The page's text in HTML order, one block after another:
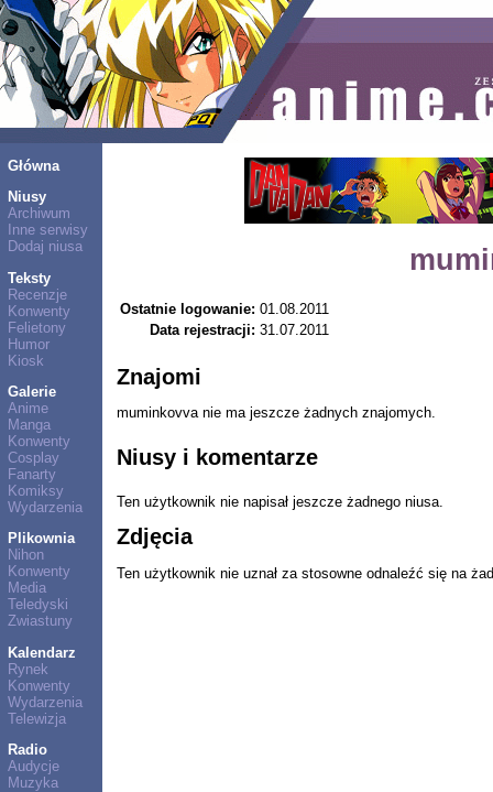
Główna
Niusy
Archiwum
Inne serwisy
Dodaj niusa
Teksty
Recenzje
Konwenty
Felietony
Humor
Kiosk
Galerie
Anime
Manga
Konwenty
Cosplay
Fanarty
Komiksy
Wydarzenia
Plikownia
Nihon
Konwenty
Media
Teledyski
Zwiastuny
Kalendarz
Rynek
Konwenty
Wydarzenia
Telewizja
Radio
Audycje
Muzyka
Ostatnie logowanie: 01.08.2011
Data rejestracji: 31.07.2011
Znajomi
muminkovva nie ma jeszcze żadnych znajomych.
Niusy i komentarze
Ten użytkownik nie napisał jeszcze żadnego niusa.
Zdjęcia
Ten użytkownik nie uznał za stosowne odnaleźć się na